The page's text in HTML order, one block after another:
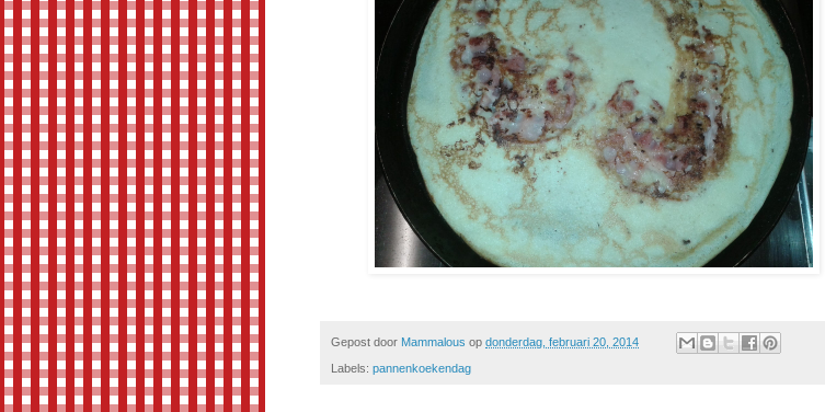
Gepost door Mammalous op donderdag, februari 20, 2014
Labels: pannenkoekendag